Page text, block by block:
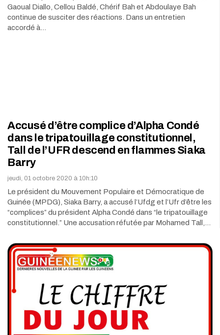
Gaoual Diallo, Cellou Baldé, Chérif Bah et Abdoulaye Bah
continue de susciter des réactions. Dans un entretien
accordé à…
Accusé d’être complice d’Alpha Condé
dans le tripatouillage constitutionnel,
Tall de l’UFR descend en flammes Siaka
Barry
jeudi, 01 octobre 2020 à 10h:10
Le président du Mouvement Populaire et Démocratique de
Guinée (MPDG), Siaka Barry, a accusé l’Ufdg et l’Ufr d’être les
“complices” du président Alpha Condé dans “le tripatouillage
constitutionnel.” Une accusation réfutée par Mohamed Tall,…